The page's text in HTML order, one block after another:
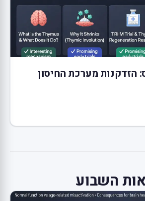
הזדקנות מערכת החיסון
השבוע